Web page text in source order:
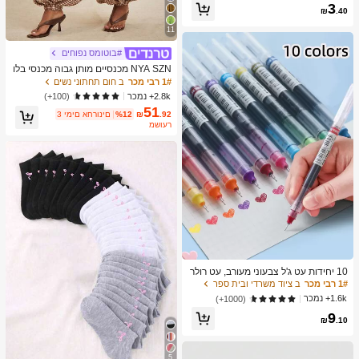
ת וחגים, מתנות הפתעה קטנות יומיומיות,
₪3.40
10 יחידות עט ג'ל צבעוני מעורב, עט רולר
בול ג'ל נייד פשוט למשרד, בית ספר, סטו
דנט
1# רבי מכר
ב ציוד משרדי ובית ספר
1.6k+ נמכר
(1000+)
₪9.10
11
#בוטומס נפוחים
NYA SZN מכנסיים מותן גבוה מכנסי בלו
ן רפויים גדול מדי חום ג'ינגהם מזג אוויר ח
ם מועדונים פסחא אביב קיץ קז'ואל יומיו
מי עסקים משרד אירוע מסיבה חופשה חו
ף נסיעות שדה תעופה לנשים
1# רבי מכר
ב חום תחתוני נשים
2.8k+ נמכר
(100+)
₪51.92
%12
3 ימים אחרונים
משוער